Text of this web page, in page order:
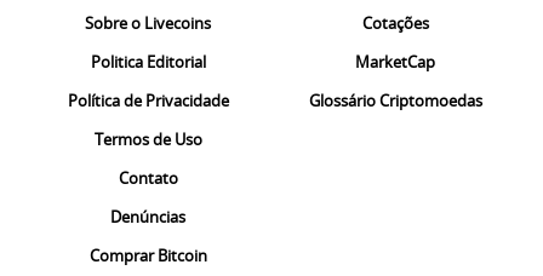
Sobre o Livecoins
Politica Editorial
Política de Privacidade
Termos de Uso
Contato
Denúncias
Comprar Bitcoin
Cotações
MarketCap
Glossário Criptomoedas